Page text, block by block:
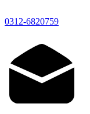
0312-6820759